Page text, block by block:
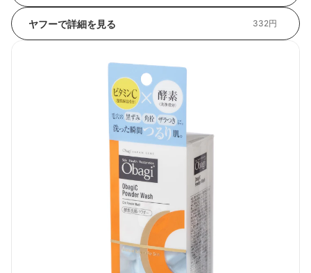
ヤフーで詳細を見る 332円